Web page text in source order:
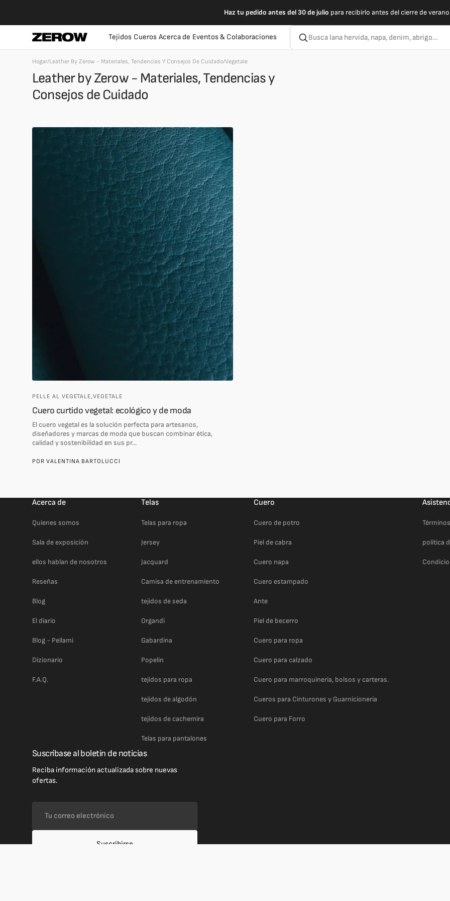
al contenido
Haz tu pedido antes del 30 de julio para recibirlo antes del cierre de
Tejidos Cueros Acerca de Eventos & Colaboraciones
Hogar/Leather By Zerow - Materiales, Tendencias Y Consejos De Cuidado/Vegetale
Leather by Zerow - Materiales, Tendencias y
Consejos de Cuidado
PELLE AL VEGETALE,VEGETALE
Cuero curtido vegetal: ecológico y de moda
El cuero vegetal es la solución perfecta para artesanos,
diseñadores y marcas de moda que buscan combinar ética,
calidad y sostenibilidad en sus pr...
POR VALENTINA BARTOLUCCI
Acerca de
Quienes somos
Sala de exposición
ellos hablan de nosotros
Reseñas
Blog
El diario
Blog - Pellami
Dizionario
F.A.Q.
Telas
Telas para ropa
Jersey
Jacquard
Camisa de entrenamiento
tejidos de seda
Organdí
Gabardina
Popelín
tejidos para ropa
tejidos de algodón
tejidos de cachemira
Telas para pantalones
Cuero
Cuero de potro
Piel de cabra
Cuero napa
Cuero estampado
Ante
Piel de becerro
Cuero para ropa
Cuero para calzado
Cuero para marroquinería, bolsos y carteras.
Cueros para Cinturones y Guarnicionería
Cuero para Forro
política
Suscríbase al boletín de noticias
Reciba información actualizada sobre nuevas
ofertas.
correo
electrónico
Suscribirse